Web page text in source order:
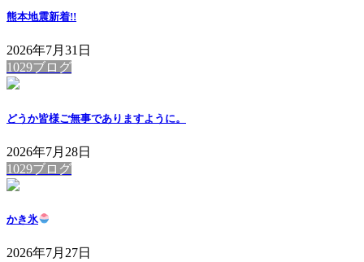
熊本地震新着!!
2026年7月31日
1029ブログ
どうか皆様ご無事でありますように。
2026年7月28日
1029ブログ
かき氷
2026年7月27日